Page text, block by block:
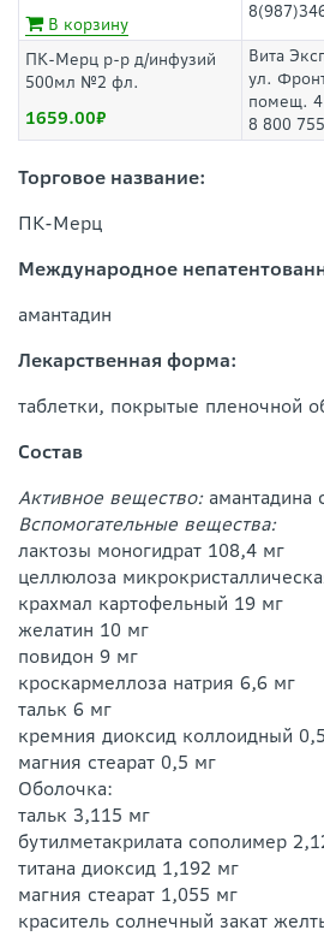
В корзину
ПК-Мерц р-р д/инфузий
500мл №2 фл.
1659.00
Вита
ул.
помещ. 4
8 800
Торговое название:
ПК-Мерц
Международное
амантадин
Лекарственная форма:
таблетки, покрытые пленочной
Состав
Активное вещество:амантадина
Вспомогательные вещества:
лактозы моногидрат 108,4 мг
целлюлоза
крахмал картофельный 19 мг
желатин 10 мг
повидон 9 мг
кроскармеллоза натрия 6,6 мг
тальк 6 мг
кремния диоксид коллоидный
магния стеарат 0,5 мг
Оболочка:
тальк 3,115 мг
бутилметакрилата сополимер
титана диоксид 1,192 мг
магния стеарат 1,055 мг
краситель солнечный закат